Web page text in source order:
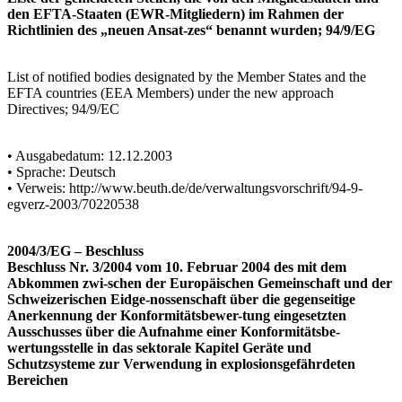
den EFTA-Staaten (EWR-Mitgliedern) im Rahmen der
Richtlinien des „neuen Ansat-zes“ benannt wurden; 94/9/EG
List of notified bodies designated by the Member States and the
EFTA countries (EEA Members) under the new approach
Directives; 94/9/EC
• Ausgabedatum: 12.12.2003
• Sprache: Deutsch
• Verweis: http://www.beuth.de/de/verwaltungsvorschrift/94-9-
egverz-2003/70220538
2004/3/EG – Beschluss
Beschluss Nr. 3/2004 vom 10. Februar 2004 des mit dem
Abkommen zwi-schen der Europäischen Gemeinschaft und der
Schweizerischen Eidge-nossenschaft über die gegenseitige
Anerkennung der Konformitätsbewer-tung eingesetzten
Ausschusses über die Aufnahme einer Konformitätsbe-
wertungsstelle in das sektorale Kapitel Geräte und
Schutzsysteme zur Verwendung in explosionsgefährdeten
Bereichen